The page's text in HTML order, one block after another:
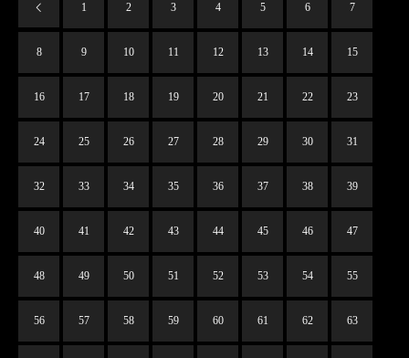
1 2 3 4 5 6 7
8 9 10 11 12 13 14 15
16 17 18 19 20 21 22 23
24 25 26 27 28 29 30 31
32 33 34 35 36 37 38 39
40 41 42 43 44 45 46 47
48 49 50 51 52 53 54 55
56 57 58 59 60 61 62 63